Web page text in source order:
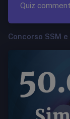
Quiz
Concorso SSM e